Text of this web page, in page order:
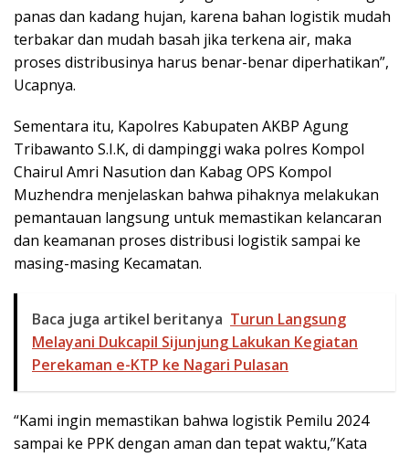
panas dan kadang hujan, karena bahan logistik mudah
terbakar dan mudah basah jika terkena air, maka
proses distribusinya harus benar-benar diperhatikan”,
Ucapnya.
Sementara itu, Kapolres Kabupaten AKBP Agung
Tribawanto S.I.K, di dampinggi waka polres Kompol
Chairul Amri Nasution dan Kabag OPS Kompol
Muzhendra menjelaskan bahwa pihaknya melakukan
pemantauan langsung untuk memastikan kelancaran
dan keamanan proses distribusi logistik sampai ke
masing-masing Kecamatan.
Baca juga artikel beritanya Turun Langsung
Melayani Dukcapil Sijunjung Lakukan Kegiatan
Perekaman e-KTP ke Nagari Pulasan
“Kami ingin memastikan bahwa logistik Pemilu 2024
sampai ke PPK dengan aman dan tepat waktu,”Kata